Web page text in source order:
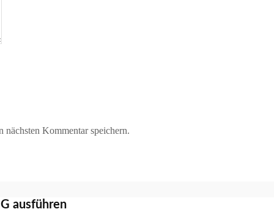
Kommentar speichern.
ausführen